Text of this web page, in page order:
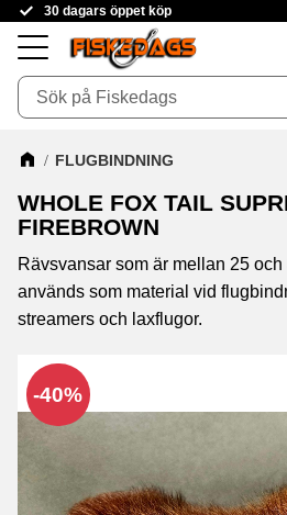
Meny
30 dagars öppet köp
FLUGBINDNING
WHOLE FOX TAIL
FIREBROWN
Rävsvansar som är mellan 25
används som material vid
streamers och laxflugor.
40%